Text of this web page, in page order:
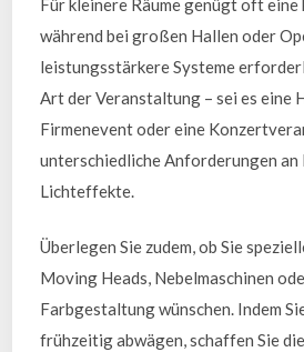
während bei großen Hallen oder
leistungsstärkere Systeme
Art der Veranstaltung – sei es eine
Firmenevent oder eine
unterschiedliche Anforderungen
Lichteffekte.
Überlegen Sie zudem, ob Sie
Moving Heads, Nebelmaschinen
Farbgestaltung wünschen. Indem
frühzeitig abwägen, schaffen Sie